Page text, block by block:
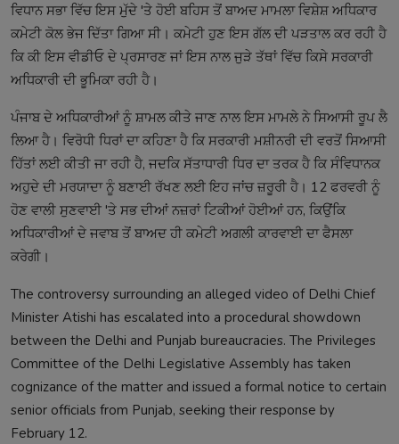
ਵਿਧਾਨ ਸਭਾ ਵਿੱਚ ਇਸ ਮੁੱਦੇ 'ਤੇ ਹੋਈ ਬਹਿਸ ਤੋਂ ਬਾਅਦ ਮਾਮਲਾ ਵਿਸ਼ੇਸ਼ ਅਧਿਕਾਰ
ਕਮੇਟੀ ਕੋਲ ਭੇਜ ਦਿੱਤਾ ਗਿਆ ਸੀ। ਕਮੇਟੀ ਹੁਣ ਇਸ ਗੱਲ ਦੀ ਪੜਤਾਲ ਕਰ ਰਹੀ ਹੈ
ਕਿ ਕੀ ਇਸ ਵੀਡੀਓ ਦੇ ਪ੍ਰਸਾਰਣ ਜਾਂ ਇਸ ਨਾਲ ਜੁੜੇ ਤੱਥਾਂ ਵਿੱਚ ਕਿਸੇ ਸਰਕਾਰੀ
ਅਧਿਕਾਰੀ ਦੀ ਭੂਮਿਕਾ ਰਹੀ ਹੈ।
ਪੰਜਾਬ ਦੇ ਅਧਿਕਾਰੀਆਂ ਨੂੰ ਸ਼ਾਮਲ ਕੀਤੇ ਜਾਣ ਨਾਲ ਇਸ ਮਾਮਲੇ ਨੇ ਸਿਆਸੀ ਰੂਪ ਲੈ
ਲਿਆ ਹੈ। ਵਿਰੋਧੀ ਧਿਰਾਂ ਦਾ ਕਹਿਣਾ ਹੈ ਕਿ ਸਰਕਾਰੀ ਮਸ਼ੀਨਰੀ ਦੀ ਵਰਤੋਂ ਸਿਆਸੀ
ਹਿੱਤਾਂ ਲਈ ਕੀਤੀ ਜਾ ਰਹੀ ਹੈ, ਜਦਕਿ ਸੱਤਾਧਾਰੀ ਧਿਰ ਦਾ ਤਰਕ ਹੈ ਕਿ ਸੰਵਿਧਾਨਕ
ਅਹੁਦੇ ਦੀ ਮਰਯਾਦਾ ਨੂੰ ਬਣਾਈ ਰੱਖਣ ਲਈ ਇਹ ਜਾਂਚ ਜ਼ਰੂਰੀ ਹੈ। 12 ਫਰਵਰੀ ਨੂੰ
ਹੋਣ ਵਾਲੀ ਸੁਣਵਾਈ 'ਤੇ ਸਭ ਦੀਆਂ ਨਜ਼ਰਾਂ ਟਿਕੀਆਂ ਹੋਈਆਂ ਹਨ, ਕਿਉਂਕਿ
ਅਧਿਕਾਰੀਆਂ ਦੇ ਜਵਾਬ ਤੋਂ ਬਾਅਦ ਹੀ ਕਮੇਟੀ ਅਗਲੀ ਕਾਰਵਾਈ ਦਾ ਫੈਸਲਾ
ਕਰੇਗੀ।
The controversy surrounding an alleged video of Delhi Chief
Minister Atishi has escalated into a procedural showdown
between the Delhi and Punjab bureaucracies. The Privileges
Committee of the Delhi Legislative Assembly has taken
cognizance of the matter and issued a formal notice to certain
senior officials from Punjab, seeking their response by
February 12.